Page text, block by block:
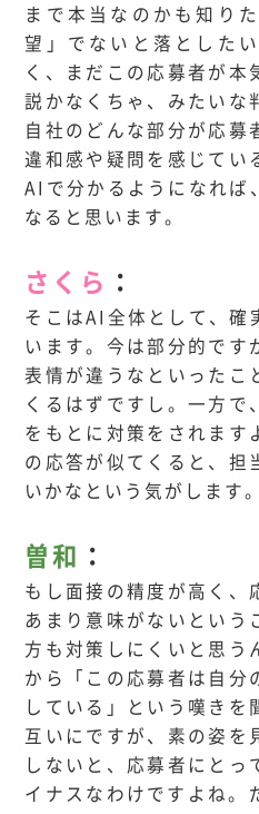
まで本当なのかも知り
望」でないと落とした
く、まだこの応募者が本
説かなくちゃ、みたいな
自社のどんな部分が応募
違和感や疑問を感じてい
AIで分かるようになれば
なると思います。
さくら ：
そこはAI全体として、確
います。今は部分的です
表情が違うなといったこ
くるはずですし。一方で
をもとに対策をされます
の応答が似てくると、担
いかなという気がします。
曽和 ：
もし面接の精度が高く、
あまり意味がないという
方も対策しにくいと思う
から「この応募者は自分
している」という嘆きを
互いにですが、素の姿を
しないと、応募者にとっ
イナスなわけですよね。